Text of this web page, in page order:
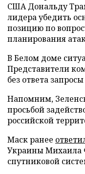
США Дональду
лидера убедить
позицию по
планирования
В Белом доме
Представители
без ответа
Напомним,
просьбой
российской
Маск ранее
Украины Михаила
спутниковой